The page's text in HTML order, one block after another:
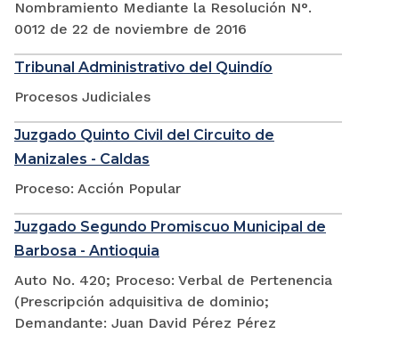
Nombramiento Mediante la Resolución N°.
0012 de 22 de noviembre de 2016
Tribunal Administrativo del Quindío
Procesos Judiciales
Juzgado Quinto Civil del Circuito de
Manizales - Caldas
Proceso: Acción Popular
Juzgado Segundo Promiscuo Municipal de
Barbosa - Antioquia
Auto No. 420; Proceso: Verbal de Pertenencia
(Prescripción adquisitiva de dominio;
Demandante: Juan David Pérez Pérez